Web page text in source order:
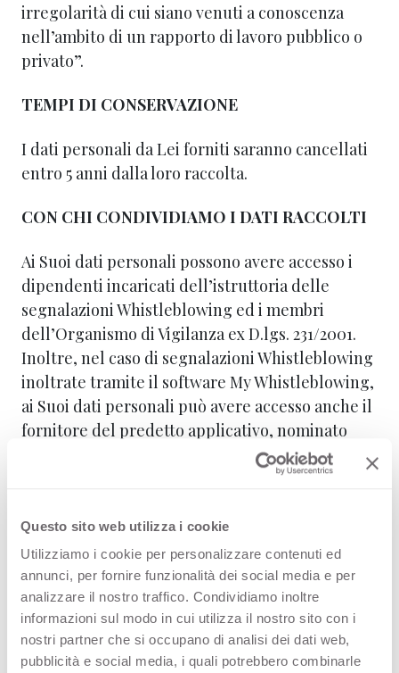
Questo sito web utilizza i cookie
Utilizziamo i cookie per personalizzare contenuti ed
annunci, per fornire funzionalità dei social media e per
analizzare il nostro traffico. Condividiamo inoltre
informazioni sul modo in cui utilizza il nostro sito con i
nostri partner che si occupano di analisi dei dati web,
pubblicità e social media, i quali potrebbero combinarle
irregolarità di cui siano venuti a conoscenza
nell’ambito di un rapporto di lavoro pubblico o
privato”.
TEMPI DI CONSERVAZIONE
I dati personali da Lei forniti saranno cancellati
entro 5 anni dalla loro raccolta.
CON CHI CONDIVIDIAMO I DATI RACCOLTI
Ai Suoi dati personali possono avere accesso i
dipendenti incaricati dell’istruttoria delle
segnalazioni Whistleblowing ed i membri
dell’Organismo di Vigilanza ex D.lgs. 231/2001.
Inoltre, nel caso di segnalazioni Whistleblowing
inoltrate tramite il software My Whistleblowing,
ai Suoi dati personali può avere accesso anche il
fornitore del predetto applicativo, nominato
all’uopo responsabile del trattamento ai sensi
dell’art. 28 del GDPR. Resta inteso che, in linea
segnalante di cui alla L. 179/2017, la condivisione
dei Suoi dati personali sarà limitata allo stretto
necessario al fine di garantire la Sua
riservatezza.
MODALITA' DEL TRATTAMENTO.